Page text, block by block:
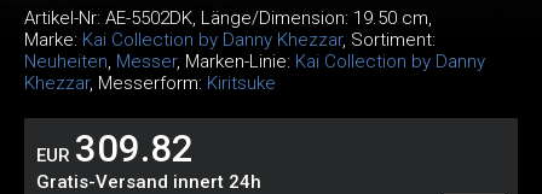
Artikel-Nr: AE-5502DK, Länge/Dimension: 19.50 cm,
Marke: Kai Collection by Danny Khezzar, Sortiment:
Neuheiten, Messer, Marken-Linie: Kai Collection by Danny
Khezzar, Messerform: Kiritsuke
EUR 309.82
Gratis-Versand innert 24h